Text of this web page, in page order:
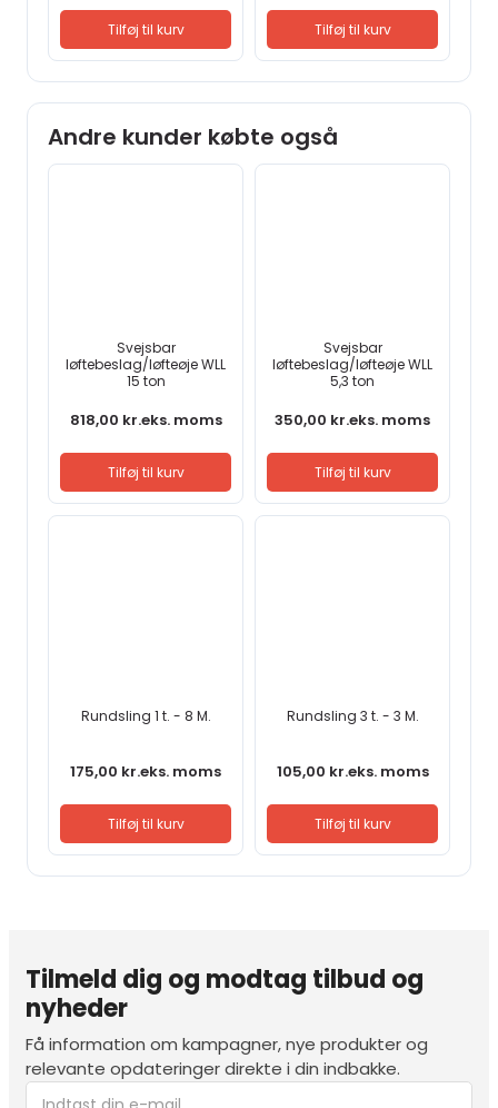
Tilføj til kurv Tilføj til kurv
Andre kunder købte også
Svejsbar
løftebeslag/løfteøje WLL
15 ton
818,00 kr.eks. moms
Tilføj til kurv
Svejsbar
løftebeslag/løfteøje WLL
5,3 ton
350,00 kr.eks. moms
Tilføj til kurv
Rundsling 1 t. - 8 M.
175,00 kr.eks. moms
Tilføj til kurv
Rundsling 3 t. - 3 M.
105,00 kr.eks. moms
Tilføj til kurv
Tilmeld dig og modtag tilbud og
nyheder
Få information om kampagner, nye produkter og
relevante opdateringer direkte i din indbakke.